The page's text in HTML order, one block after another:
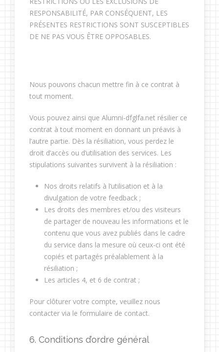
RESPONSABILITÉ, PAR CONSÉQUENT, LES
PRÉSENTES RESTRICTIONS SONT SUSCEPTIBLES
DE NE PAS VOUS ÊTRE OPPOSABLES.
Nous pouvons chacun mettre fin à ce contrat à
tout moment.
Vous pouvez ainsi que Alumni-dfglfa.net résilier ce
contrat à tout moment en donnant un préavis à
l’autre partie. Dès la résiliation, vous perdez le
droit d’accès ou d’utilisation des services. Les
stipulations suivantes survivent à la résiliation :
Nos droits relatifs à l’utilisation et à la
divulgation de votre feedback ;
Les droits des membres et/ou des visiteurs
de partager de nouveau les informations et le
contenu que vous avez publiés dans le cadre
du service dans la mesure où ceux-ci ont été
copiés et partagés préalablement à la
résiliation ;
Les articles 4, et 6 de contrat ;
Pour clôturer votre compte, veuillez nous
contacter via le formulaire de contact.
6. Conditions d’ordre général